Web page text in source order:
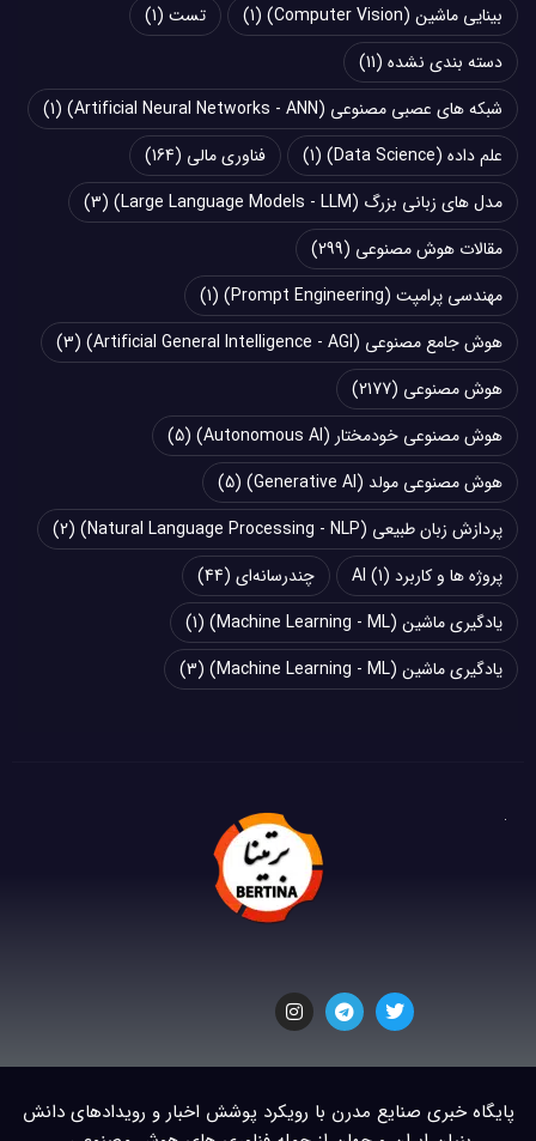
بینایی ماشین (Computer Vision)
(1) تست (1)
دسته بندی نشده (11)
شبکه های عصبی مصنوعی (Artificial Neural Networks - ANN)
(1)
علم داده (Data Science)
(1) فناوری مالی (164)
مدل های زبانی بزرگ (Large Language Models - LLM)
(3)
مقالات هوش مصنوعی (299)
مهندسی پرامپت (Prompt Engineering)
(1)
هوش جامع مصنوعی (Artificial General Intelligence - AGI)
(3)
هوش مصنوعی (2177)
هوش مصنوعی خودمختار (Autonomous AI)
(5)
هوش مصنوعی مولد (Generative AI)
(5)
پردازش زبان طبیعی (Natural Language Processing - NLP)
(2)
پروژه ها و کاربرد AI (1) چند‌‌رسانه‌ای (44)
یادگیری ماشین (Machine Learning - ML)
(1)
یادگیری ماشین (Machine Learning - ML)
(3)
پایگاه خبری صنایع مدرن با رویکرد پوشش اخبار و رویدادهای دانش